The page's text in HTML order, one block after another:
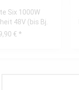
Six 1000W
48V (bis Bj.
24)€ *